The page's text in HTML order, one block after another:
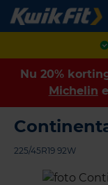
Nu 20%
Michelin
225/45R19 92W